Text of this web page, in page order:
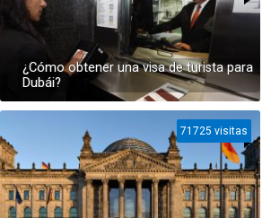
¿Cómo obtener una visa de turista para
Dubái?
71725 visitas